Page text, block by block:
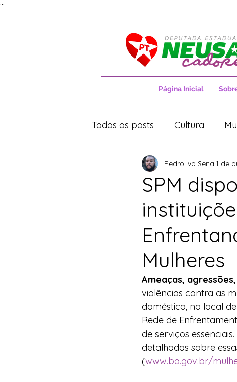
Página Inicial
Todos os posts Cultura
Entrevistas Movimentos
Cidades Cultura
Desenvolvimento Territorial
Imprensa Assistência
Nota de Pesar
Juventude Datas
SPM
Mulheres
Pedro Ivo Sena 1 de
Ameaças,
violências contra as
doméstico, no local
Rede de
de serviços
detalhadas sobre
(www.ba.gov.br/